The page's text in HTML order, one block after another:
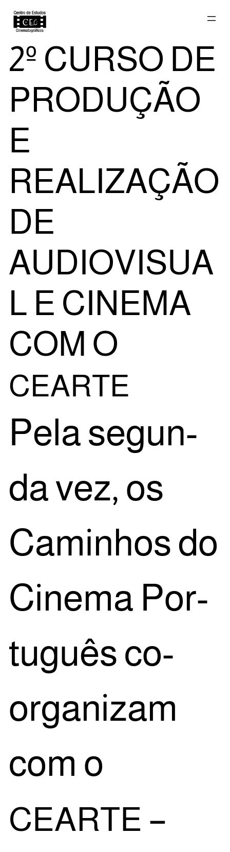
Saltar
para
o
conteúdo
2º CURSO DE
PRODUÇÃO
E
REALIZAÇÃO
DE
AUDIOVISUA
L E CINEMA
COM O
CEARTE
Pela segun­
da vez, os
Cami­nhos do
Cine­ma Por­
tu­guês co-
orga­ni­zam
com o
CEARTE –